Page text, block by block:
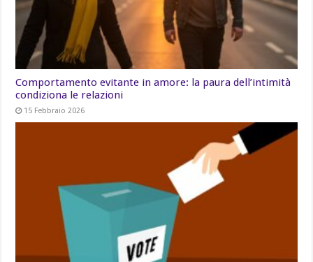
Comportamento evitante in amore: la paura dell’intimità
condiziona le relazioni
15 Febbraio 2026